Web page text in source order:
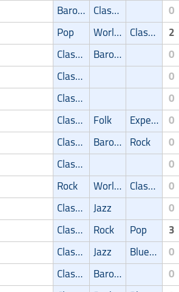
Baroque Classic 0
Pop World Music Classic 2
Classic Baroque 0
Classic 0
Classic 0
Classic Folk Experimental 0
Classic Baroque Rock 0
Classic 0
Rock World Music Classic 0
Classic Jazz 0
Classic Rock Pop 3
Classic Jazz Blues/Swing 0
Classic Baroque 0